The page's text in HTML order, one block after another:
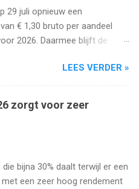
29 juli opnieuw een
€ 1,30 bruto per aandeel
2026. Daarmee blijft de
LEES VERDER »
zorgt voor zeer
bijna 30% daalt terwijl er een
een zeer hoog rendement